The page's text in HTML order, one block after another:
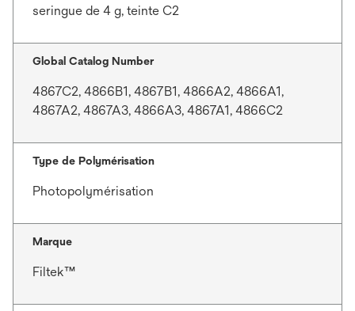
seringue de 4 g, teinte C2
Global Catalog Number
4867C2, 4866B1, 4867B1, 4866A2, 4866A1,
4867A2, 4867A3, 4866A3, 4867A1, 4866C2
Type de Polymérisation
Photopolymérisation
Marque
Filtek™